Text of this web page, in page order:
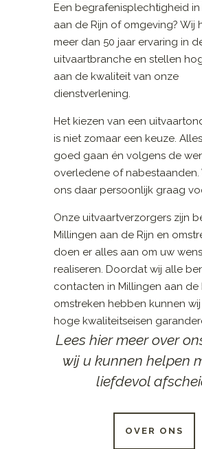
Een begrafenisplechtigheid in
aan de Rijn of omgeving? Wij
meer dan 50 jaar ervaring in
uitvaartbranche en stellen
aan de kwaliteit van onze
dienstverlening.
Het kiezen van een
is niet zomaar een keuze.
goed gaan én volgens de
overledene of nabestaanden.
ons daar persoonlijk graag
Onze uitvaartverzorgers zijn
Millingen aan de Rijn en
doen er alles aan om uw
realiseren. Doordat wij alle
contacten in Millingen aan de
omstreken hebben kunnen
hoge kwaliteitseisen
Lees hier meer over
wij u kunnen helpen
liefdevol
OVER ONS